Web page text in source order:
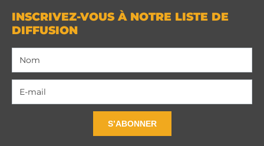
INSCRIVEZ-VOUS À NOTRE LISTE DE
DIFFUSION
S’ABONNER